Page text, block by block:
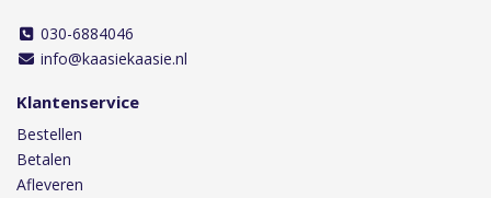
030-6884046
info@kaasiekaasie.nl
Klantenservice
Bestellen
Betalen
Afleveren